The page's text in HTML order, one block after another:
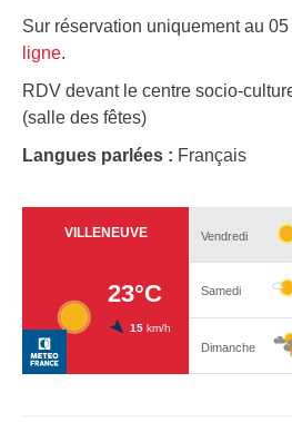
Sur réservation uniquement au
ligne.
RDV devant le centre socio-
(salle des fêtes)
Langues parlées : Français